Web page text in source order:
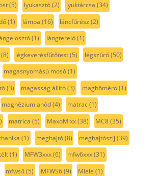
(5) lyukasztó(2) lyuktárcsa (34)
(1) lámpa (16) láncfűrész (2)
(1) lángterelő(1)
(8) légkeverésfűtőtest(5) légszűrő(50)
magasnyomású mosó(1)
(3) magasság állító(3) maghőmérő(1)
magnézium anód(4) matrac(1)
matrica (5) MaxoMixx(38) MC8(35)
(1) meghajtó(8) meghajtószíj (39)
(1) MFW3xxx(6) mfw6xxx(31)
mfws4(5) MFWS6(9) Miele (1)